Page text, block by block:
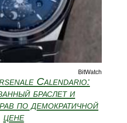
BitWatch
Calendario:
браслет и
по демократичной
цене